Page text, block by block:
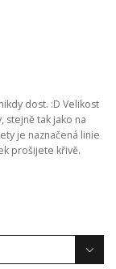
dost. :D Velikost
stejně tak jako na
je naznačená linie
prošijete křivě.